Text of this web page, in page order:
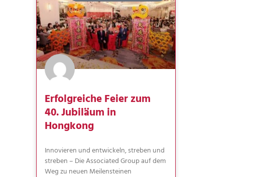
Erfolgreiche Feier zum
40. Jubiläum in
Hongkong
Innovieren und entwickeln, streben und
streben – Die Associated Group auf dem
Weg zu neuen Meilensteinen